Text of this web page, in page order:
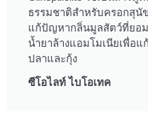
ธรรมชาติสำหรับครอกสุนั
แก้ปัญหากลิ่นมูลสัตว์ที่ยอ
น้ำยาล้างแอมโมเนียเพื่อ
ปลาและกุ้ง
ซีโอไลท์ ไบโอเทค